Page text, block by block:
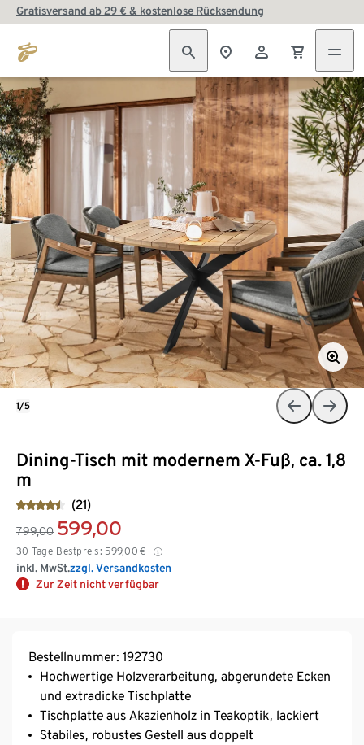
Gratisversand ab 29 € & kostenlose Rücksendung
Dining-Tisch mit modernem X-Fuß, ca. 1,8
m
(21)
799,00 599,00
30-Tage-Bestpreis: 599,00 €
inkl. MwSt.zzgl. Versandkosten
Zur Zeit nicht verfügbar
1/5
Bestellnummer: 192730
Hochwertige Holzverarbeitung, abgerundete Ecken
und extradicke Tischplatte
Tischplatte aus Akazienholz in Teakoptik, lackiert
Stabiles, robustes Gestell aus doppelt